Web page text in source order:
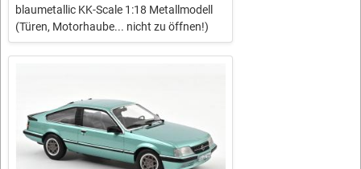
blaumetallic KK-Scale 1:18 Metallmodell
(Türen, Motorhaube... nicht zu öffnen!)